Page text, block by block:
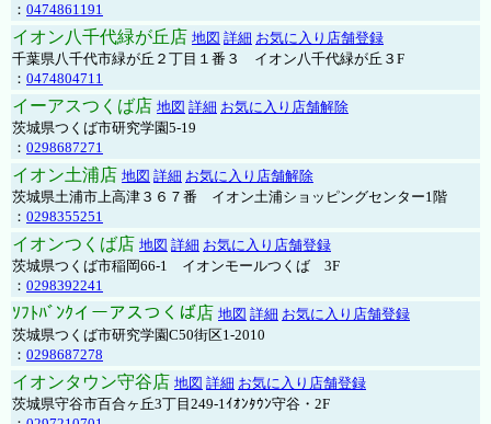
： 0474861191
イオン八千代緑が丘店 地図 詳細 お気に入り店舗登録
千葉県八千代市緑が丘２丁目１番３ イオン八千代緑が丘３F
： 0474804711
イーアスつくば店 地図 詳細 お気に入り店舗解除
茨城県つくば市研究学園5-19
： 0298687271
イオン土浦店 地図 詳細 お気に入り店舗解除
茨城県土浦市上高津３６７番 イオン土浦ショッピングセンター1階
： 0298355251
イオンつくば店 地図 詳細 お気に入り店舗登録
茨城県つくば市稲岡66-1 イオンモールつくば 3F
： 0298392241
ｿﾌﾄﾊﾞﾝｸイーアスつくば店 地図 詳細 お気に入り店舗登録
茨城県つくば市研究学園C50街区1-2010
： 0298687278
イオンタウン守谷店 地図 詳細 お気に入り店舗登録
茨城県守谷市百合ヶ丘3丁目249-1ｲｵﾝﾀｳﾝ守谷・2F